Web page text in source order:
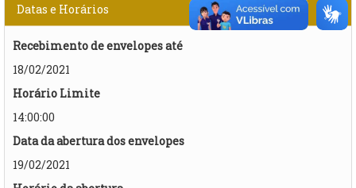
Datas e Horários
Recebimento de envelopes até
18/02/2021
Horário Limite
14:00:00
Data da abertura dos envelopes
19/02/2021